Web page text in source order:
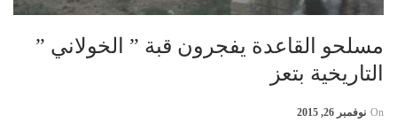
مسلحو القاعدة يفجرون قبة ” الخولاني ”
التاريخية بتعز
On نوفمبر 26, 2015